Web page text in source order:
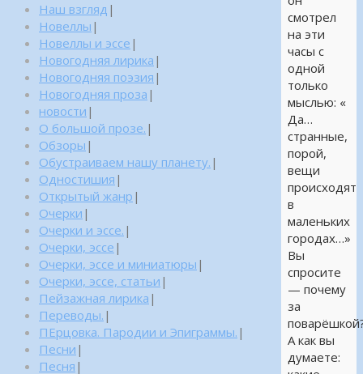
смотрел
на эти
часы с
одной
только
мыслью: «
Да…
странные,
порой,
вещи
происходят
в
маленьких
городах…»
Вы
спросите
— почему
за
А как вы
думаете:
Наш взгляд |
Новеллы |
Новеллы и эссе |
Новогодняя лирика |
Новогодняя поэзия |
Новогодняя проза |
новости |
О большой прозе. |
Обзоры |
Обустраиваем нашу планету. |
Одностишия |
Открытый жанр |
Очерки |
Очерки и эссе. |
Очерки, эссе |
Очерки, эссе и миниатюры |
Очерки, эссе, статьи |
Пейзажная лирика |
Переводы. |
ПЕрцовка. Пародии и Эпиграммы. |
Песни |
Песня |